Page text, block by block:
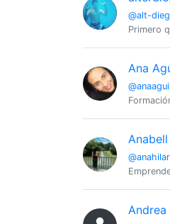
@alt-
Primero
Ana